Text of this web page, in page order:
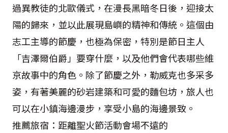
過異教徒的北歐儀式，在漫長黑暗冬日後，迎接太
陽的歸來，並以此展現島嶼的精神和傳統。這個由
志工主導的節慶，也極為保密，特別是節日主人
「吉澤爾伯爵」要穿什麼，以及他們會代表哪些維
京故事中的角色。除了節慶之外，勒威克也多采多
姿，有著美麗的砂岩建築和可愛的麵包坊，旅人也
可以在小鎮海邊漫步，享受小島的海邊景致。
推薦旅宿：距離聖火節活動會場不遠的